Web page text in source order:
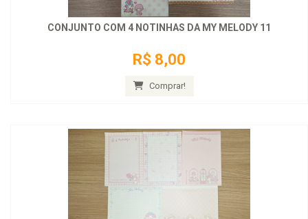
CONJUNTO COM 4 NOTINHAS DA MY MELODY 11
R$ 8,00
Comprar!